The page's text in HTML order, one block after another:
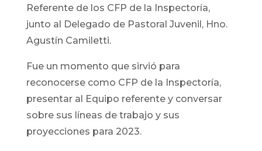
Referente de los CFP de la Inspectoría,
junto al Delegado de Pastoral Juvenil, Hno.
Agustín Camiletti.
Fue un momento que sirvió para
reconocerse como CFP de la Inspectoría,
presentar al Equipo referente y conversar
sobre sus líneas de trabajo y sus
proyecciones para 2023.